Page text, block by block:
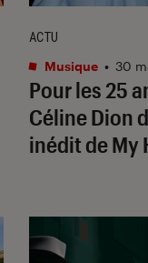
Pour les 25
Céline Dion
inédit deMy
ACTU
Musique • 30